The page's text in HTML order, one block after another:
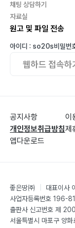
채팅 상담하기
자료실
원고 및 파일 전송
아이디 : so20s비밀
웹하드 접속하
공지사항
개인정보취급방침
앱다운로드
이
제
좋은땅㈜ 대표이사
사업자등록번호 196-
출판사 신고번호 제
서울특별시 마포구 양